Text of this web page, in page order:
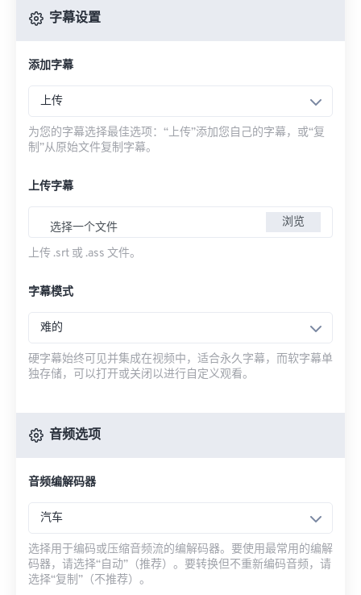
字幕设置
添加字幕
上传
为您的字幕选择最佳选项：“上传”添加您自己的字幕，或“复
制”从原始文件复制字幕。
上传字幕
选择一个文件 浏览
上传 .srt 或 .ass 文件。
字幕模式
难的
硬字幕始终可见并集成在视频中，适合永久字幕，而软字幕单
独存储，可以打开或关闭以进行自定义观看。
音频选项
音频编解码器
汽车
选择用于编码或压缩音频流的编解码器。要使用最常用的编解
码器，请选择“自动”（推荐）。要转换但不重新编码音频，请
选择“复制”（不推荐）。